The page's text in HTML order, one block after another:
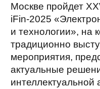
Москве пройдет
iFin-2025
и технологии», на
традиционно
мероприятия,
актуальные
интеллектуальной